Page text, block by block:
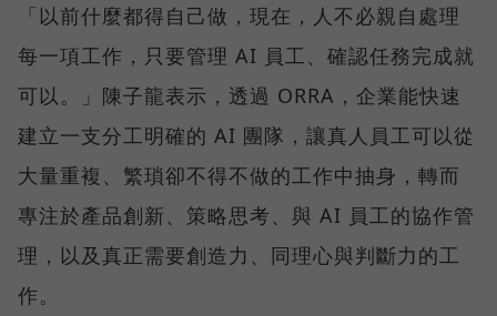
「以前什麼都得自己做，現在，人不必親自處理
每一項工作，只要管理 AI 員工、確認任務完成就
可以。」陳子龍表示，透過 ORRA，企業能快速
建立一支分工明確的 AI 團隊，讓真人員工可以從
大量重複、繁瑣卻不得不做的工作中抽身，轉而
專注於產品創新、策略思考、與 AI 員工的協作管
理，以及真正需要創造力、同理心與判斷力的工
作。